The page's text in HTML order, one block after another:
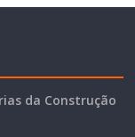
da Construção